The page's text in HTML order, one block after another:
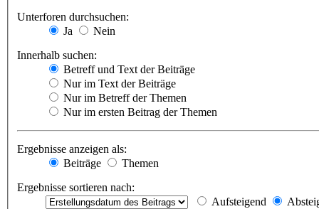
Unterforen durchsuchen:
Ja
Nein
Innerhalb suchen:
Betreff und Text der Beiträge
Nur im Text der Beiträge
Nur im Betreff der Themen
Nur im ersten Beitrag der Themen
Ergebnisse anzeigen als:
Beiträge
Themen
Ergebnisse sortieren nach:
Aufsteigend